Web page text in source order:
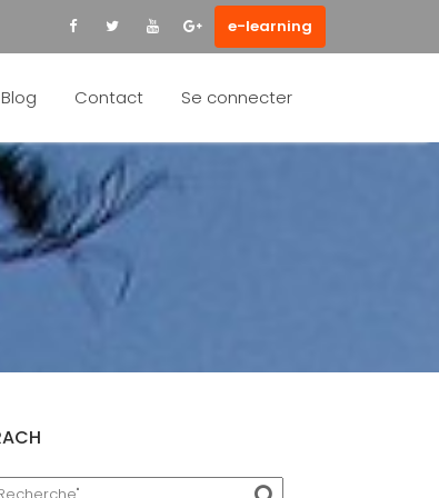
e-learning
Blog Contact Se connecter